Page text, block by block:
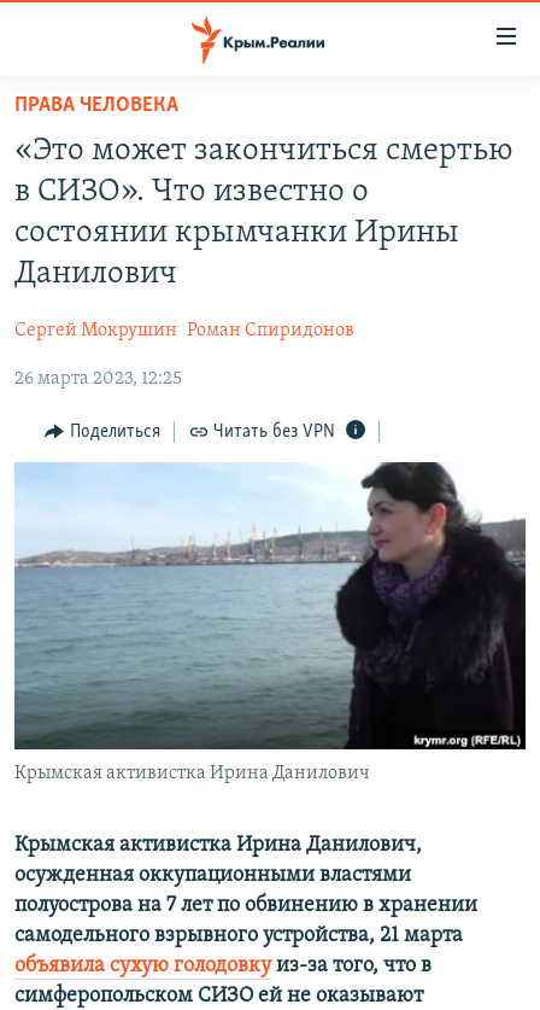
Вернуться
основному
содержанию
главной
Вернутся
ИСТОРИЯ
ИНТЕРАКТИВ
ИНФОГРАФИКА
ТЕЛЕПРОЕКТ КРЫМ.РЕАЛИИ
ПОБЕДИТЕЛЕЙ НЕ СУДЯТ?
КРЫМ.НЕПОКОРЕННЫЙ
ELIFBE
УКРАИНСКАЯ ПРОБЛЕМА КРЫМА
РАДІО СВОБОДА
КАК ОБОЙТИ БЛОКИРОВКУ
ПРИСОЕДИНЯЙТЕСЬ!
Все сайты RFE/RL
ПРАВА ЧЕЛОВЕКА
«Это может закончиться смертью
в СИЗО». Что известно о
состоянии крымчанки Ирины
Данилович
Сергей Мокрушин Роман Спиридонов
26 марта 2023, 12:25
Поделиться Читать без VPN
Крымская активистка Ирина Данилович
Крымская активистка Ирина Данилович,
осужденная оккупационными властями
полуострова на 7 лет по обвинению в хранении
самодельного взрывного устройства, 21 марта
объявила сухую голодовкуиз-за того, что в
симферопольском СИЗО ей не оказывают